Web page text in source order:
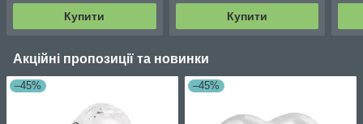
Купити Купити
Акційні пропозиції та новинки
–45% –45%